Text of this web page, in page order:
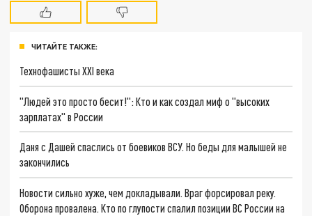
ЧИТАЙТЕ ТАКЖЕ:
Технофашисты XXI века
"Людей это просто бесит!": Кто и как создал миф о "высоких
зарплатах" в России
Даня с Дашей спаслись от боевиков ВСУ. Но беды для малышей не
закончились
Новости сильно хуже, чем докладывали. Враг форсировал реку.
Оборона провалена. Кто по глупости спалил позиции ВС России на